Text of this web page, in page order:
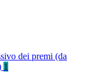
dei premi (da
1